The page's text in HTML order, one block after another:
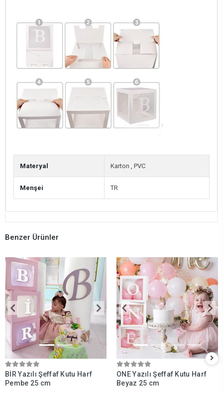
Materyal Karton , PVC
Menşei TR
Benzer Ürünler
BİR Yazılı Şeffaf Kutu Harf
Pembe 25 cm
ONE Yazılı Şeffaf Kutu Harf
Beyaz 25 cm